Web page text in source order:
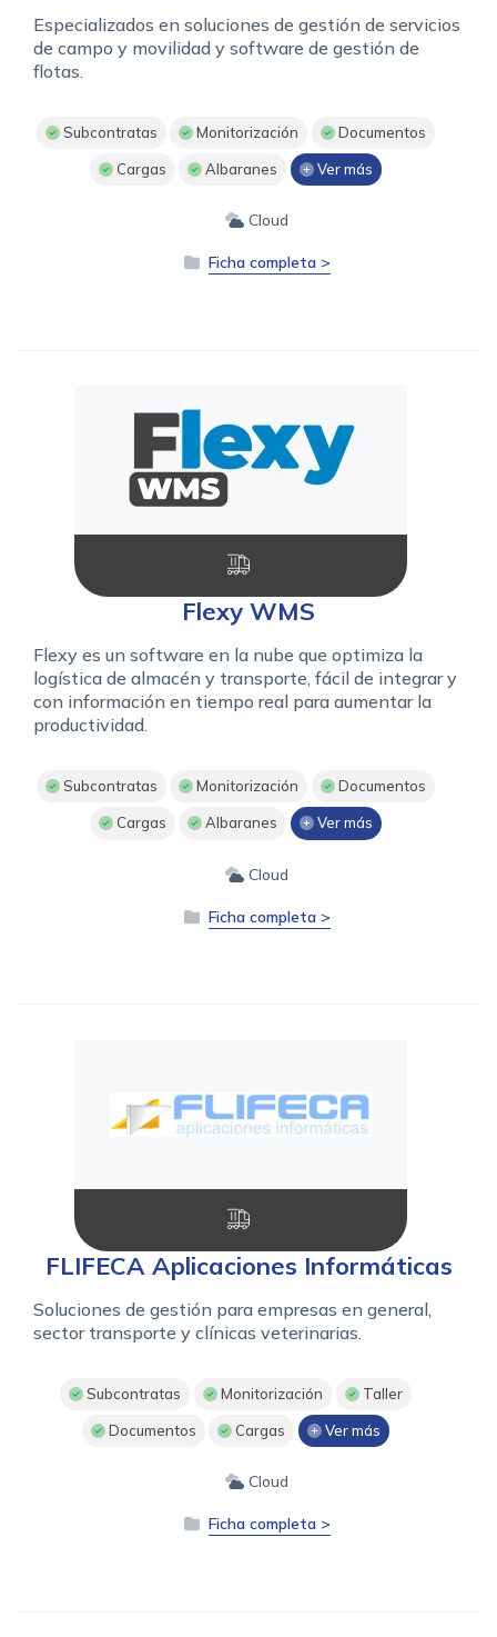
Especializados en soluciones de gestión de servicios
de campo y movilidad y software de gestión de
flotas.
Subcontratas Monitorización Documentos
Cargas Albaranes Ver más
Cloud
Ficha completa >
Flexy WMS
Flexy es un software en la nube que optimiza la
logística de almacén y transporte, fácil de integrar y
con información en tiempo real para aumentar la
productividad.
Subcontratas Monitorización Documentos
Cargas Albaranes Ver más
Cloud
Ficha completa >
FLIFECA Aplicaciones Informáticas
Soluciones de gestión para empresas en general,
sector transporte y clínicas veterinarias.
Subcontratas Monitorización Taller
Documentos Cargas Ver más
Cloud
Ficha completa >